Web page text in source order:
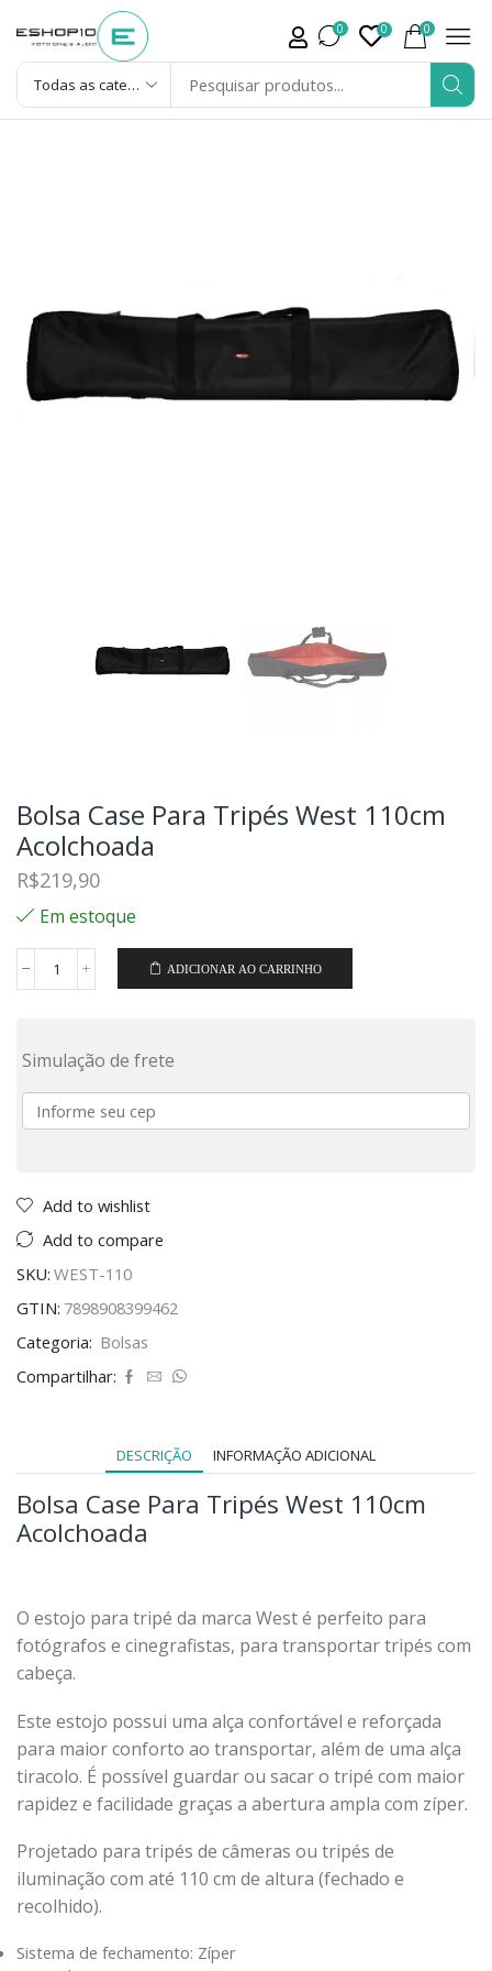
0 0 0
Bolsa Case Para Tripés West 110cm
Acolchoada
R$219,90
Em estoque
ADICIONAR AO CARRINHO
Simulação de frete
Add to wishlist
Add to compare
SKU: WEST-110
GTIN: 7898908399462
Categoria: Bolsas
Compartilhar:
DESCRIÇÃO INFORMAÇÃO ADICIONAL
Bolsa Case Para Tripés West 110cm
Acolchoada
O estojo para tripé da marca West é perfeito para
fotógrafos e cinegrafistas, para transportar tripés com
cabeça.
Este estojo possui uma alça confortável e reforçada
para maior conforto ao transportar, além de uma alça
tiracolo. É possível guardar ou sacar o tripé com maior
rapidez e facilidade graças a abertura ampla com zíper.
Projetado para tripés de câmeras ou tripés de
iluminação com até 110 cm de altura (fechado e
recolhido).
Sistema de fechamento: Zíper